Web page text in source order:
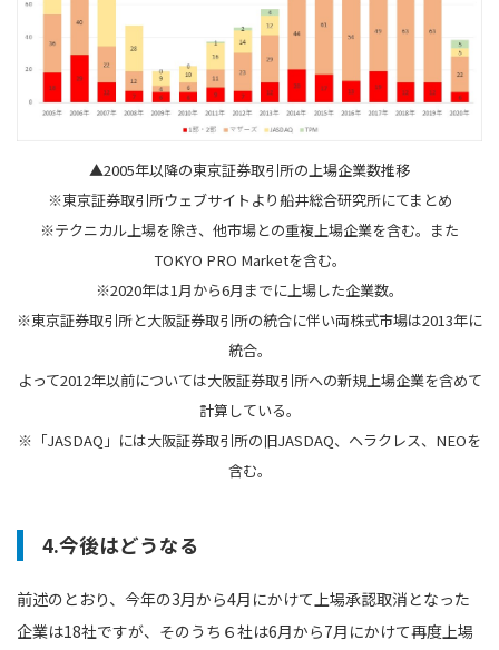
▲2005年以降の東京証券取引所の上場企業数推移
※東京証券取引所ウェブサイトより船井総合研究所にてまとめ
※テクニカル上場を除き、他市場との重複上場企業を含む。また
TOKYO PRO Marketを含む。
※2020年は1月から6月までに上場した企業数。
※東京証券取引所と大阪証券取引所の統合に伴い両株式市場は2013年に
統合。
よって2012年以前については大阪証券取引所への新規上場企業を含めて
計算している。
※「JASDAQ」には大阪証券取引所の旧JASDAQ、ヘラクレス、NEOを
含む。
4.今後はどうなる
前述のとおり、今年の3月から4月にかけて上場承認取消となった
企業は18社ですが、そのうち６社は6月から7月にかけて再度上場